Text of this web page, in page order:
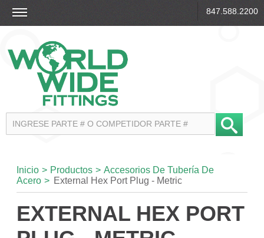
847.588.2200
Inicio > Productos > Accesorios De Tubería De
Acero > External Hex Port Plug - Metric
EXTERNAL HEX PORT